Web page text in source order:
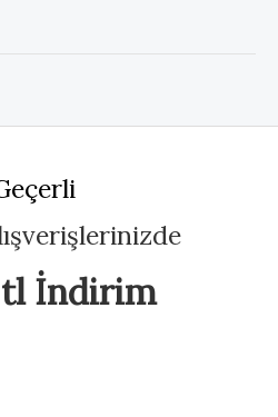
tl İndirim